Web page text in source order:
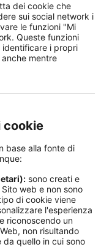
dei cookie che
sui social network i
le funzioni "Mi
Queste funzioni
identificare i propri
mentre
cookie
base alla fonte di
sono creati e
web e non sono
di cookie viene
l'esperienza
riconoscendo un
non risultando
quello in cui sono